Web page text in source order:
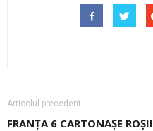
Articolul precedent
FRANȚA 6 CARTONAȘE ROȘII